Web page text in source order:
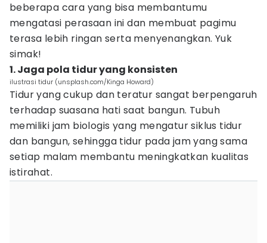
beberapa cara yang bisa membantumu
mengatasi perasaan ini dan membuat pagimu
terasa lebih ringan serta menyenangkan. Yuk
simak!
1. Jaga pola tidur yang konsisten
ilustrasi tidur (unsplash.com/Kinga Howard)
Tidur yang cukup dan teratur sangat berpengaruh
terhadap suasana hati saat bangun. Tubuh
memiliki jam biologis yang mengatur siklus tidur
dan bangun, sehingga tidur pada jam yang sama
setiap malam membantu meningkatkan kualitas
istirahat.